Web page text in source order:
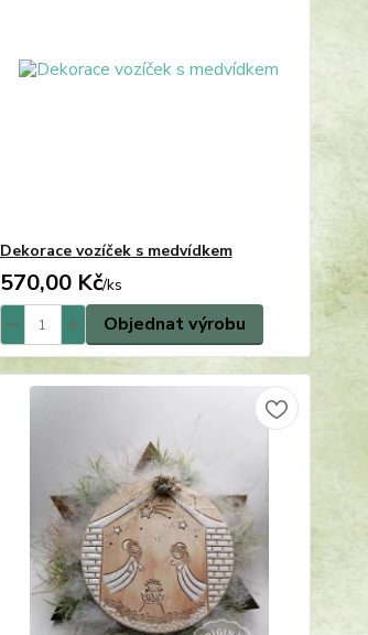
Dekorace vozíček s medvídkem
570,00 Kč/ks
Objednat výrobu